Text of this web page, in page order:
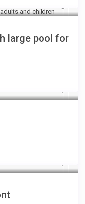
large pool for